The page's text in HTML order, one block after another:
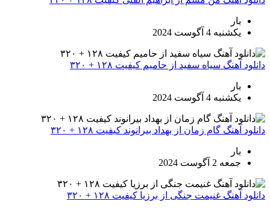
بار
یکشنبه 4 آگوست 2024
دانلود آهنگ سیاه سفید از حامیم کیفیت ۱۲۸ + ۳۲۰
بار
یکشنبه 4 آگوست 2024
دانلود آهنگ گام زمان از بهداد بیرانوند کیفیت ۱۲۸ + ۳۲۰
بار
جمعه 2 آگوست 2024
دانلود آهنگ غنیمت جنگی از برزیا کیفیت ۱۲۸ + ۳۲۰